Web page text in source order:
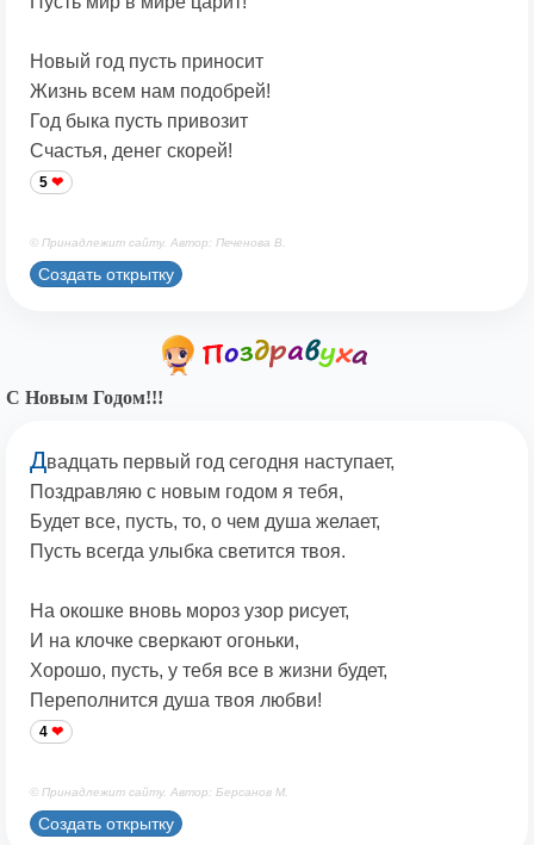
Новый год пусть приносит
Жизнь всем нам подобрей!
Год быка пусть привозит
Счастья, денег скорей!
5
© Принадлежит сайту. Автор: Печенова В.
Создать открытку
С Новым Годом!!!
Двадцать первый год сегодня наступает,
Поздравляю с новым годом я тебя,
Будет все, пусть, то, о чем душа желает,
Пусть всегда улыбка светится твоя.
На окошке вновь мороз узор рисует,
И на клочке сверкают огоньки,
Хорошо, пусть, у тебя все в жизни будет,
Переполнится душа твоя любви!
4
© Принадлежит сайту. Автор: Берсанов М.
Создать открытку